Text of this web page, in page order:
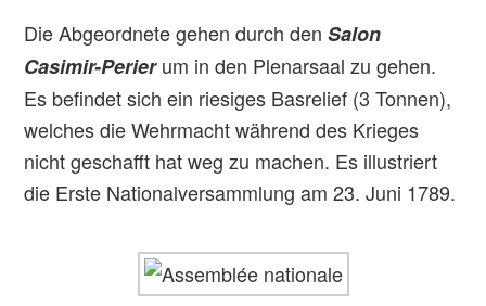
Die Abgeordnete gehen durch denSalon
Casimir-Perierum in den Plenarsaal zu gehen.
Es befindet sich ein riesiges Basrelief (3 Tonnen),
welches die Wehrmacht während des Krieges
nicht geschafft hat weg zu machen. Es illustriert
die Erste Nationalversammlung am 23. Juni 1789.